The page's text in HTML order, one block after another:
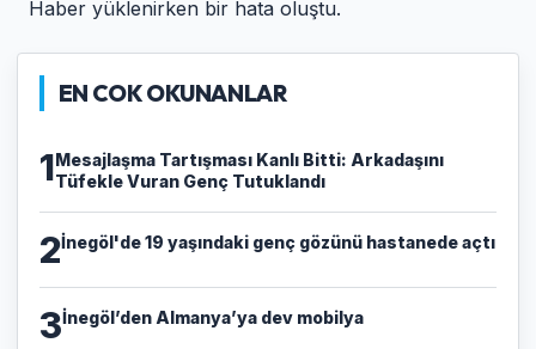
Haber yüklenirken bir hata oluştu.
EN COK OKUNANLAR
1​Mesajlaşma Tartışması Kanlı Bitti: Arkadaşını
Tüfekle Vuran Genç Tutuklandı
2İnegöl'de 19 yaşındaki genç gözünü hastanede açtı
3İnegöl’den Almanya’ya dev mobilya